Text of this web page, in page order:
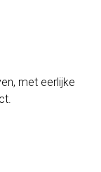
met eerlijke